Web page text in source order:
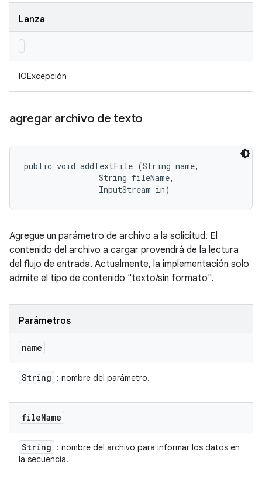
Lanza
IOExcepción
agregar archivo de texto
public void addTextFile (String name,
                String fileName,
                InputStream in)
Agregue un parámetro de archivo a la solicitud. El
contenido del archivo a cargar provendrá de la lectura
del flujo de entrada. Actualmente, la implementación solo
admite el tipo de contenido "texto/sin formato".
Parámetros
name
String : nombre del parámetro.
fileName
String
: nombre del archivo para informar los datos en
la secuencia.